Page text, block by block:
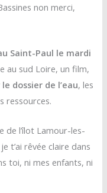
non merci,
Saint-Paul le mardi
au sud Loire, un film,
dossier de l’eau, les
ressources.
de l’îlot Lamour-les-
t’ai rêvée claire dans
toi, ni mes enfants, ni